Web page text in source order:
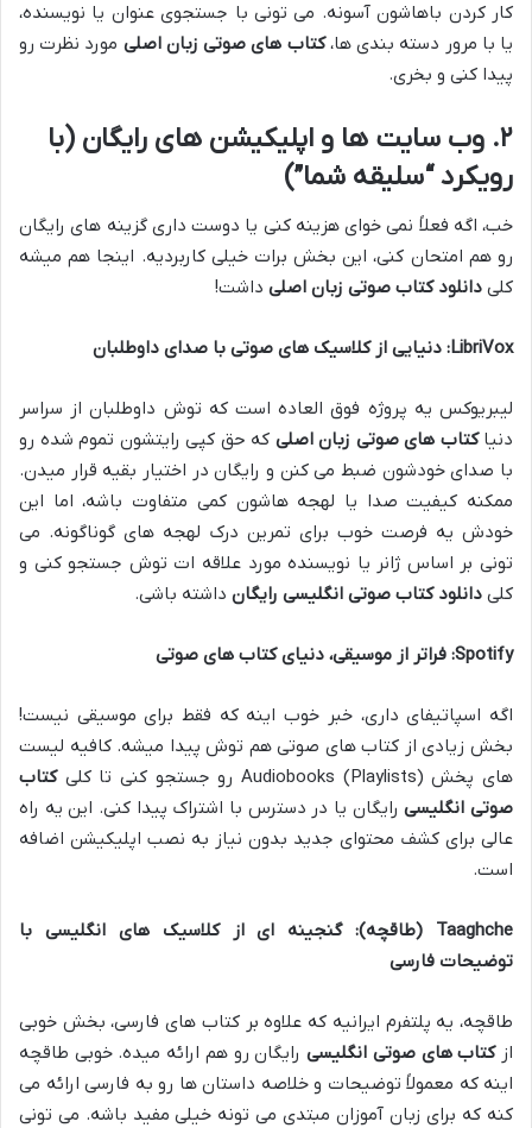
کار کردن باهاشون آسونه. می تونی با جستجوی عنوان یا نویسنده،
یا با مرور دسته بندی ها،کتاب های صوتی زبان اصلی مورد نظرت رو
پیدا کنی و بخری.
۲. وب سایت ها و اپلیکیشن های رایگان (با
رویکرد “سلیقه شما”)
خب، اگه فعلاً نمی خوای هزینه کنی یا دوست داری گزینه های رایگان
رو هم امتحان کنی، این بخش برات خیلی کاربردیه. اینجا هم میشه
کلی دانلود کتاب صوتی زبان اصلی داشت!
LibriVox: دنیایی از کلاسیک های صوتی با صدای داوطلبان
لیبریوکس یه پروژه فوق العاده است که توش داوطلبان از سراسر
دنیاکتاب های صوتی زبان اصلی که حق کپی رایتشون تموم شده رو
با صدای خودشون ضبط می کنن و رایگان در اختیار بقیه قرار میدن.
ممکنه کیفیت صدا یا لهجه هاشون کمی متفاوت باشه، اما این
خودش یه فرصت خوب برای تمرین درک لهجه های گوناگونه. می
تونی بر اساس ژانر یا نویسنده مورد علاقه ات توش جستجو کنی و
کلی دانلود کتاب صوتی انگلیسی رایگان داشته باشی.
Spotify: فراتر از موسیقی، دنیای کتاب های صوتی
اگه اسپاتیفای داری، خبر خوب اینه که فقط برای موسیقی نیست!
بخش زیادی از کتاب های صوتی هم توش پیدا میشه. کافیه لیست
های پخش (Playlists) Audiobooks رو جستجو کنی تا کلی
کتاب
صوتی انگلیسیرایگان یا در دسترس با اشتراک پیدا کنی. این یه راه
عالی برای کشف محتوای جدید بدون نیاز به نصب اپلیکیشن اضافه
است.
Taaghche (طاقچه): گنجینه ای از کلاسیک های انگلیسی با
توضیحات فارسی
طاقچه، یه پلتفرم ایرانیه که علاوه بر کتاب های فارسی، بخش خوبی
ازکتاب های صوتی انگلیسیرایگان رو هم ارائه میده. خوبی طاقچه
اینه که معمولاً توضیحات و خلاصه داستان ها رو به فارسی ارائه می
کنه که برای زبان آموزان مبتدی می تونه خیلی مفید باشه. می تونی